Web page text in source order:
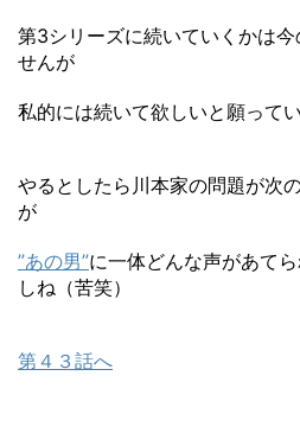
第3シリーズに続いていくかは
せんが
私的には続いて欲しいと願ってい
やるとしたら川本家の問題が次
が
”あの男”に一体どんな声があて
しね（苦笑）
第４３話へ